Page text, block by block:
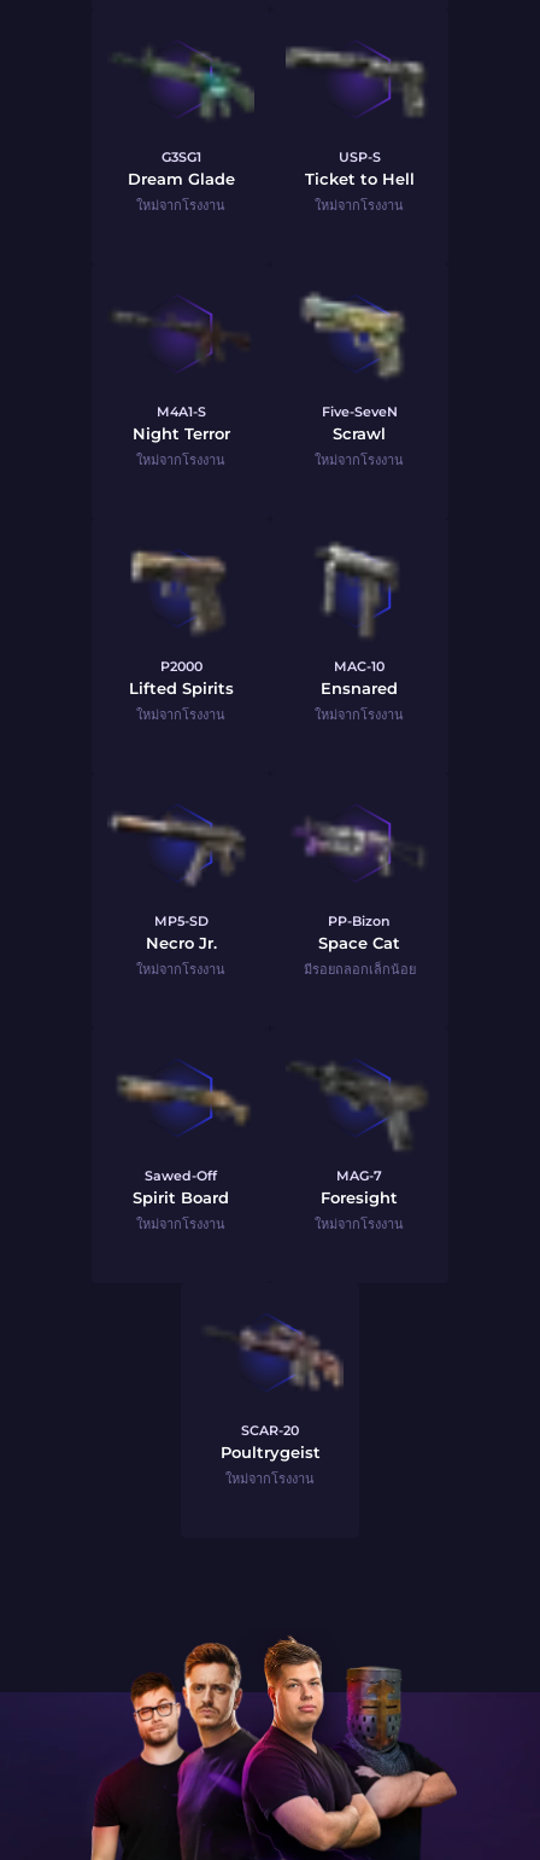
G3SG1
Dream Glade
ใหม่จากโรงงาน
USP-S
Ticket to Hell
ใหม่จากโรงงาน
M4A1-S
Night Terror
ใหม่จากโรงงาน
Five-SeveN
Scrawl
ใหม่จากโรงงาน
P2000
Lifted Spirits
ใหม่จากโรงงาน
MAC-10
Ensnared
ใหม่จากโรงงาน
MP5-SD
Necro Jr.
ใหม่จากโรงงาน
PP-Bizon
Space Cat
มีรอยถลอกเล็กน้อย
Sawed-Off
Spirit Board
ใหม่จากโรงงาน
MAG-7
Foresight
ใหม่จากโรงงาน
SCAR-20
Poultrygeist
ใหม่จากโรงงาน